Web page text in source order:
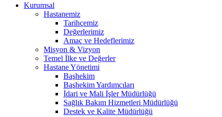
Kurumsal
Hastanemiz
Tarihçemiz
Değerlerimiz
Amaç ve Hedeflerimiz
Misyon & Vizyon
Temel İlke ve Değerler
Hastane Yönetimi
Başhekim
Başhekim Yardımcıları
İdari ve Mali İşler Müdürlüğü
Sağlık Bakım Hizmetleri Müdürlüğü
Destek ve Kalite Müdürlüğü